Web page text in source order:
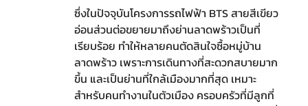
ซึ่งในปัจจุบันโครงการรถไฟฟ้า BTS สายสีเขียว
อ่อนส่วนต่อขยายมาถึงย่านลาดพร้าวเป็นที่
เรียบร้อย ทำให้หลายคนตัดสินใจซื้อหมู่บ้าน
ลาดพร้าว เพราะการเดินทางที่สะดวกสบายมาก
ขึ้น และเป็นย่านที่ใกล้เมืองมากที่สุด เหมาะ
สำหรับคนทำงานในตัวเมือง ครอบครัวที่มีลูกที่